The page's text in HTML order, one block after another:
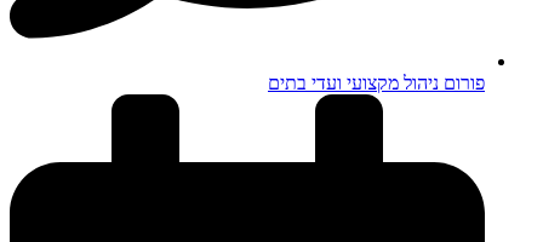
פורום ניהול מקצועי ועדי בתים